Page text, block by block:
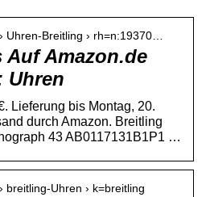
Uhren-Breitling › rh=n:19370…
Amazon.de
Uhren
Lieferung bis Montag, 20.
durch Amazon. Breitling
43 AB0117131B1P1 …
breitling-Uhren › k=breitling